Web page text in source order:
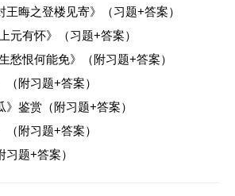
晦之登楼见寄》（习题+答案）
元有怀》（习题+答案）
愁恨何能免》（附习题+答案）
附习题+答案）
》鉴赏（附习题+答案）
附习题+答案）
题+答案）